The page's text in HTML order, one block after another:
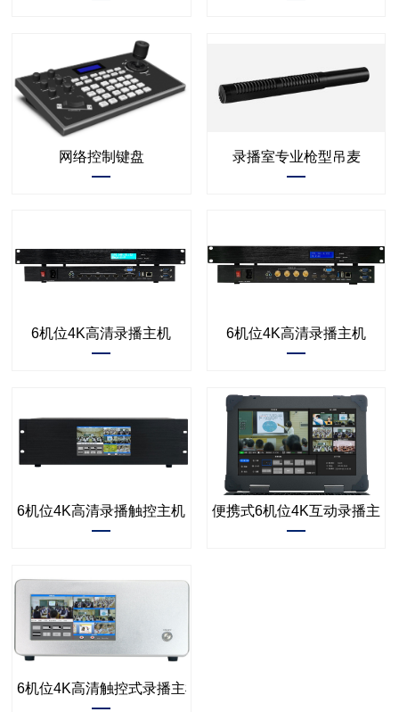
网络控制键盘 录播室专业枪型吊麦
6机位4K高清录播主机 6机位4K高清录播主机
6机位4K高清录播触控主机 便携式6机位4K互动录播主机
6机位4K高清触控式录播主机